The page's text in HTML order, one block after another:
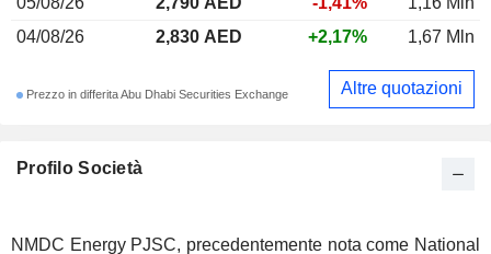
Profilo Società
NMDC Energy PJSC, precedentemente nota come National
04/08/26
2,830 AED +2,17% 1,67 Mln
Prezzo in differita Abu Dhabi Securities Exchange Altre quotazioni